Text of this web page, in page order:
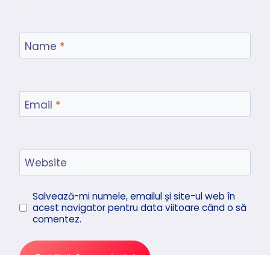
Name *
Email *
Website
Salvează-mi numele, emailul și site-ul web în
acest navigator pentru data viitoare când o să
comentez.